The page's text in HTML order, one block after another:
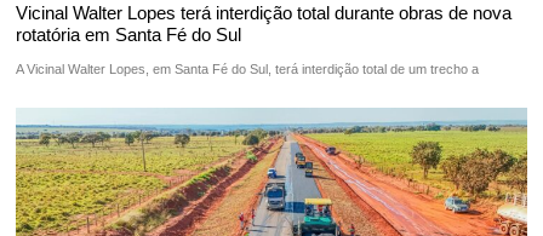
Vicinal Walter Lopes terá interdição total durante obras de nova
rotatória em Santa Fé do Sul
A Vicinal Walter Lopes, em Santa Fé do Sul, terá interdição total de um trecho a